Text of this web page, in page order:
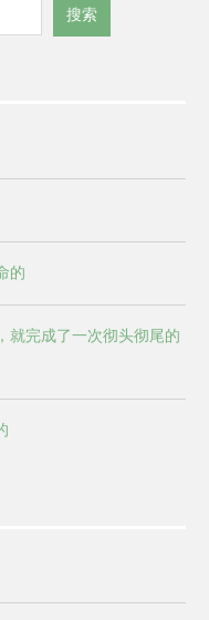
搜索
的
就完成了一次彻头彻尾的